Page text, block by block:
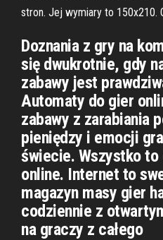
stron. Jej wymiary to 150x210.
Doznania z gry na
się dwukrotnie, gdy
zabawy jest
Automaty do gier
zabawy z zarabiania
pieniędzy i emocji
świecie. Wszystko
online. Internet to
magazyn masy gier
codziennie z
na graczy z całego